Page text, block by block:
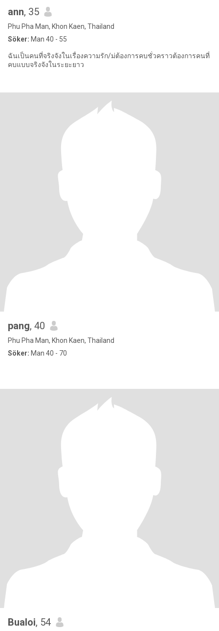
ann, 35
Phu Pha Man, Khon Kaen, Thailand
Söker: Man 40 - 55
ฉันเป็นคนที่จริงจังในเรื่องความรัก/ม่ต้องการคบชั่วคราวต้องการคนที่
คบแบบจริงจังในระยะยาว
pang, 40
Phu Pha Man, Khon Kaen, Thailand
Söker: Man 40 - 70
Bualoi, 54